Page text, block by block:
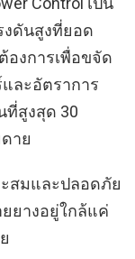
งดันสูงที่ยอด
องการเพื่อขจัด
ละอัตราการ
ที่สูงสุด 30
าย
สมและปลอดภัย
ยางอยู่ใกล้แค่